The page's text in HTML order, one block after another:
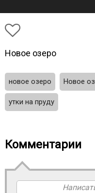
Новое озеро
новое озеро Новое
утки на пруду
Комментарии